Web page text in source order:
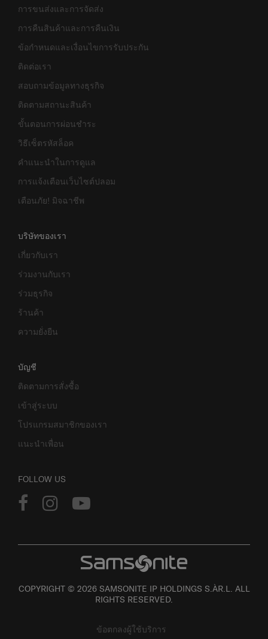
การขนส่งและการจัดส่ง
การคืนสินค้าและการคืนเงิน
ข้อกำหนดและเงื่อนไขการรับประกัน
ติดต่อเรา
สอบถามข้อมูลทางธุรกิจ
ติดตามสถานะสินค้า
ขั้นตอนการผ่อนชำระ
วิธีเซ็ตรหัสล็อค
คำแนะนำในการดูแล
การแจ้งเตือนเว็บไซต์ปลอม
เตือนภัย! มิจฉาชีพ
บริษัทของเรา
เกี่ยวกับเรา
ร่วมงานกับเรา
ร่วมธุรกิจ
ร้านค้า
ความยั่งยืน
บัญชี
ติดตามการสั่งซื้อ
เข้าสู่ระบบ
โปรแกรมสมาชิกของเรา
แนะนำเพื่อน
FOLLOW US
COPYRIGHT © 2026 SAMSONITE IP HOLDINGS S.ÀR.L. ALL
RIGHTS RESERVED.
ข้อตกลงผู้ใช้บริการ